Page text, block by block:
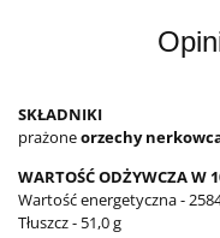
SKŁADNIKI
prażoneorzechy
WARTOŚĆ ODŻYWCZA W
Wartość energetyczna -
Tłuszcz - 51,0 g